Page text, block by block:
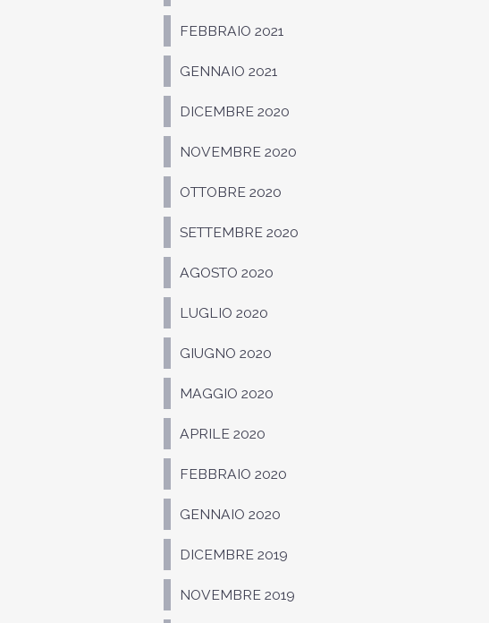
FEBBRAIO 2021
GENNAIO 2021
DICEMBRE 2020
NOVEMBRE 2020
OTTOBRE 2020
SETTEMBRE 2020
AGOSTO 2020
LUGLIO 2020
GIUGNO 2020
MAGGIO 2020
APRILE 2020
FEBBRAIO 2020
GENNAIO 2020
DICEMBRE 2019
NOVEMBRE 2019